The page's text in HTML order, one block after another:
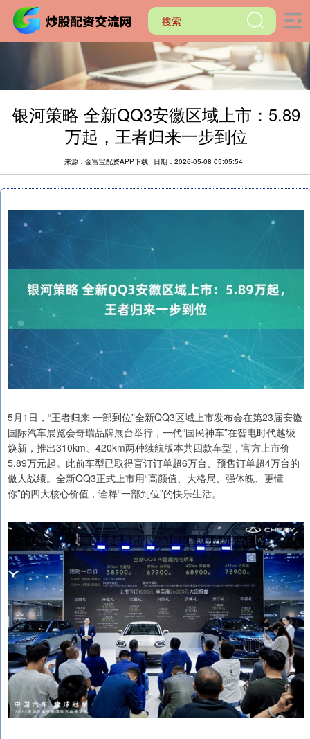
银河策略 全新QQ3安徽区域上市：5.89
万起，王者归来一步到位
来源：金富宝配资APP下载 日期：2026-05-08 05:05:54
5月1日，“王者归来 一部到位”全新QQ3区域上市发布会在第23届安徽
国际汽车展览会奇瑞品牌展台举行，一代“国民神车”在智电时代越级
焕新，推出310km、420km两种续航版本共四款车型，官方上市价
5.89万元起。此前车型已取得盲订订单超6万台、预售订单超4万台的
傲人战绩。全新QQ3正式上市用“高颜值、大格局、强体魄、更懂
你”的四大核心价值，诠释“一部到位”的快乐生活。